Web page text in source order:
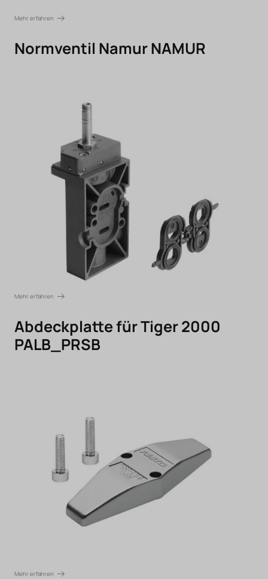
Mehr erfahren
Normventil Namur NAMUR
Mehr erfahren
Abdeckplatte für Tiger 2000
PALB_PRSB
Mehr erfahren